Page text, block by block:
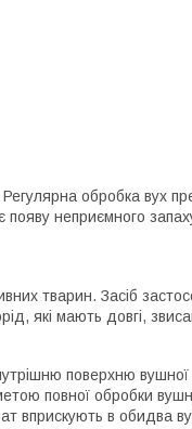
обробка вух
неприємного
тварин. Засіб
які мають довгі,
поверхню
повної обробки
вприскують в обидва